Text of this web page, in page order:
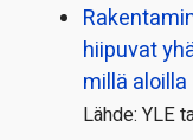
hiipuvat
millä
Lähde: YLE